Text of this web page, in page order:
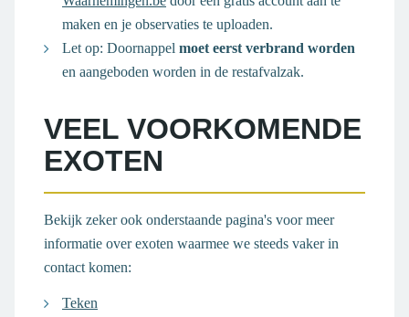
maken en je observaties te uploaden.
Let op: Doornappel moet eerst verbrand worden
en aangeboden worden in de restafvalzak.
VEEL VOORKOMENDE
EXOTEN
Bekijk zeker ook onderstaande pagina's voor meer
informatie over exoten waarmee we steeds vaker in
contact komen:
Teken